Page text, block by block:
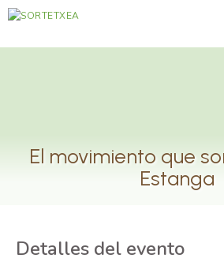
Saltar
contenido
El movimiento que
Estanga
Detalles del evento